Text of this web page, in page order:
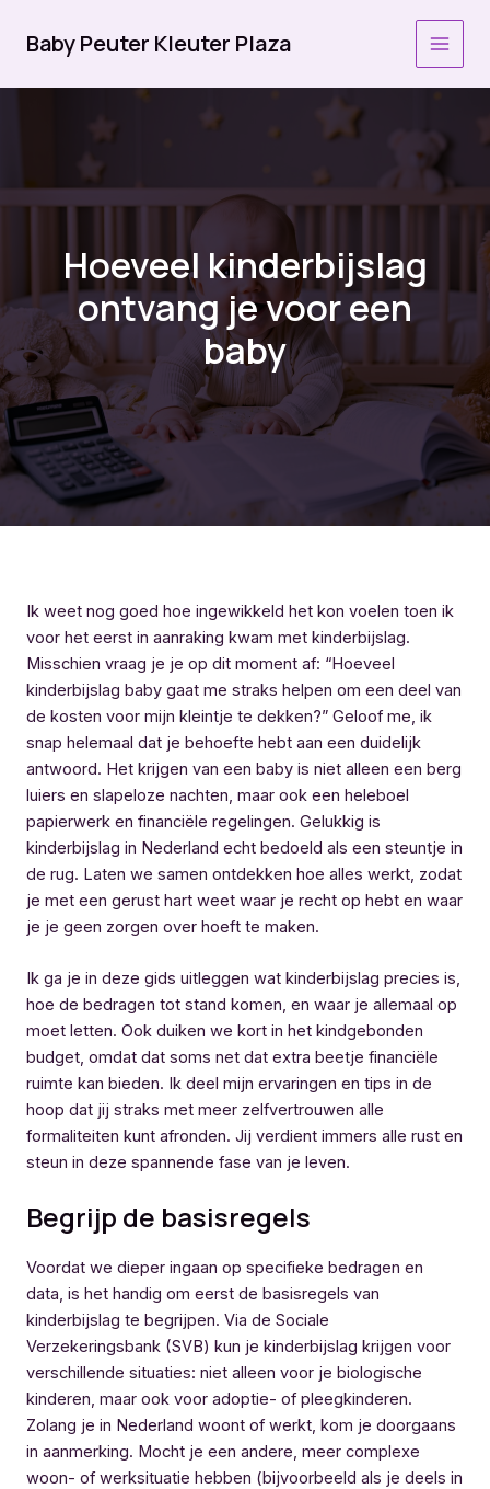
naar
inhoud
Baby Peuter Kleuter Plaza
Hoeveel kinderbijslag
ontvang je voor een
baby
Ik weet nog goed hoe ingewikkeld het kon voelen toen ik
voor het eerst in aanraking kwam met kinderbijslag.
Misschien vraag je je op dit moment af: “Hoeveel
kinderbijslag baby gaat me straks helpen om een deel van
de kosten voor mijn kleintje te dekken?” Geloof me, ik
snap helemaal dat je behoefte hebt aan een duidelijk
antwoord. Het krijgen van een baby is niet alleen een berg
luiers en slapeloze nachten, maar ook een heleboel
papierwerk en financiële regelingen. Gelukkig is
kinderbijslag in Nederland echt bedoeld als een steuntje in
de rug. Laten we samen ontdekken hoe alles werkt, zodat
je met een gerust hart weet waar je recht op hebt en waar
je je geen zorgen over hoeft te maken.
Ik ga je in deze gids uitleggen wat kinderbijslag precies is,
hoe de bedragen tot stand komen, en waar je allemaal op
moet letten. Ook duiken we kort in het kindgebonden
budget, omdat dat soms net dat extra beetje financiële
ruimte kan bieden. Ik deel mijn ervaringen en tips in de
hoop dat jij straks met meer zelfvertrouwen alle
formaliteiten kunt afronden. Jij verdient immers alle rust en
steun in deze spannende fase van je leven.
Begrijp de basisregels
Voordat we dieper ingaan op specifieke bedragen en
data, is het handig om eerst de basisregels van
kinderbijslag te begrijpen. Via de Sociale
Verzekeringsbank (SVB) kun je kinderbijslag krijgen voor
verschillende situaties: niet alleen voor je biologische
kinderen, maar ook voor adoptie- of pleegkinderen.
Zolang je in Nederland woont of werkt, kom je doorgaans
in aanmerking. Mocht je een andere, meer complexe
woon- of werksituatie hebben (bijvoorbeeld als je deels in